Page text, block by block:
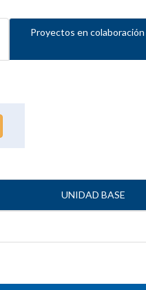
Proyectos en colaboración
UNIDAD BASE